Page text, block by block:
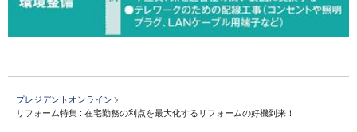
プレジデントオンライン
リフォーム特集 : 在宅勤務の利点を最大化するリフォームの好機到来！